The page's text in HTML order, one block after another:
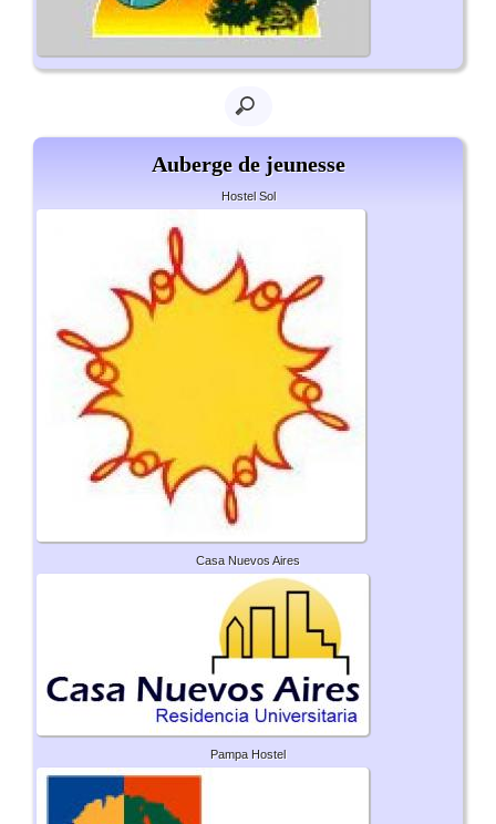
Auberge de jeunesse
Hostel Sol
Casa Nuevos Aires
Pampa Hostel